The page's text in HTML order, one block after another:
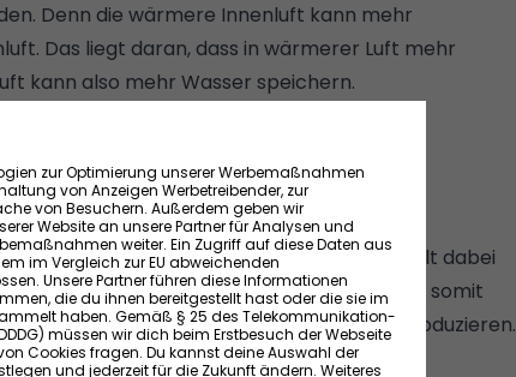
Denn die wärmere Innenluft kann mehr
Das liegt daran, dass in wärmerer Luft mehr
kann also mehr Wasser speichern.
des Nebels wird im Raum erwärmt, behält dabei
dadurch prozentual. Die warme Luft kann somit
wir durch Atmen, Kochen oder Duschen produzieren.